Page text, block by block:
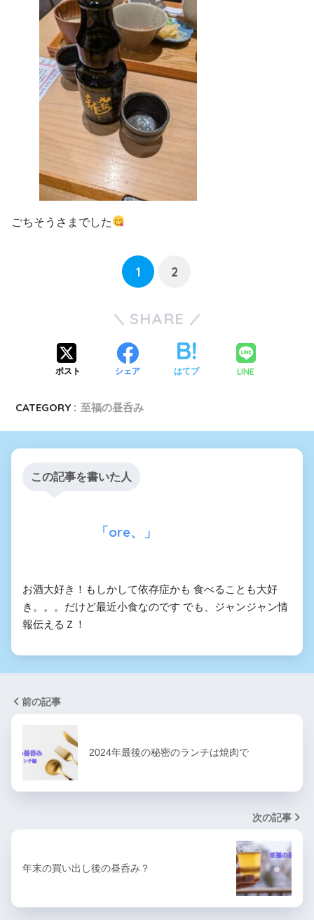
ごちそうさまでした
1 2
SHARE
ポスト シェア はてブ LINE
CATEGORY : 至福の昼呑み
この記事を書いた人
「ore、」
お酒大好き！もしかして依存症かも 食べることも大好
き。。。だけど最近小食なのです でも、ジャンジャン情
報伝えるＺ！
前の記事
2024年最後の秘密のランチは焼肉で
次の記事
年末の買い出し後の昼呑み？